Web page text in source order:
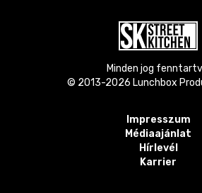
Minden jog
© 2013-2026 Lunchbox
Impresszum
Médiaajánlat
Hírlevél
Karrier